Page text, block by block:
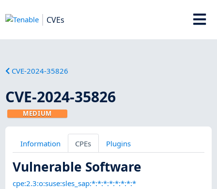
CVEs
CVE-2024-35826
CVE-2024-35826
MEDIUM
Information CPEs Plugins
Vulnerable Software
cpe:2.3:o:suse:sles_sap:*:*:*:*:*:*:*:*